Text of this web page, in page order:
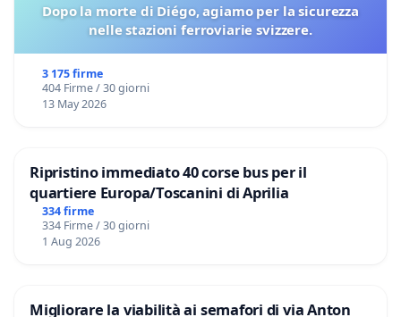
Dopo la morte di Diégo, agiamo per la sicurezza
nelle stazioni ferroviarie svizzere.
3 175 firme
404 Firme / 30 giorni
13 May 2026
Ripristino immediato 40 corse bus per il
quartiere Europa/Toscanini di Aprilia
334 firme
334 Firme / 30 giorni
1 Aug 2026
Migliorare la viabilità ai semafori di via Anton